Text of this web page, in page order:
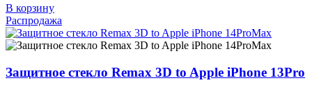
В корзину
Распродажа
Защитное стекло Remax 3D to Apple iPhone 13Pro